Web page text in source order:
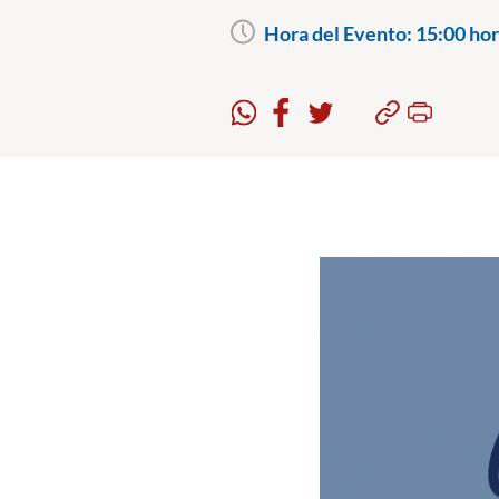
Hora del Evento: 15:00